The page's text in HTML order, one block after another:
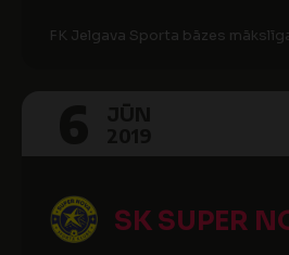
FK Jelgava Sporta bāzes
SK SUPER